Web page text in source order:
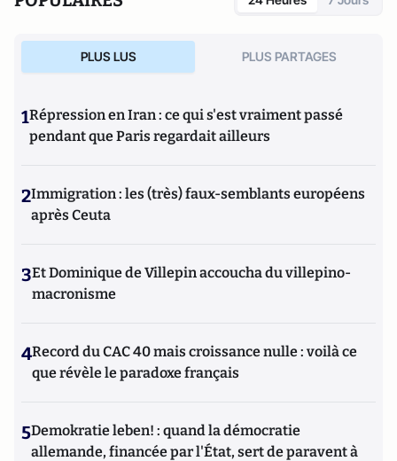
PLUS LUS PLUS PARTAGES
1Répression en Iran : ce qui s'est vraiment passé
pendant que Paris regardait ailleurs
2Immigration : les (très) faux-semblants européens
après Ceuta
3Et Dominique de Villepin accoucha du villepino-
macronisme
4Record du CAC 40 mais croissance nulle : voilà ce
que révèle le paradoxe français
5Demokratie leben! : quand la démocratie
allemande, financée par l'État, sert de paravent à